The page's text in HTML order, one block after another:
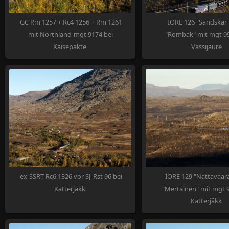
GC Rm 1257 + Rc4 1256 + Rm 1261
mit Northland-mgt 9174 bei
Kaisepakte
IORE 126
"Rombak" mit mgt
Vassijaure
ex-SSRT Rc6 1326 vor SJ-Rst 96 bei
Katterjåkk
IORE 129
"Mertainen" mit mgt
Katterjåkk